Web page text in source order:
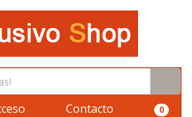
Contacto 0